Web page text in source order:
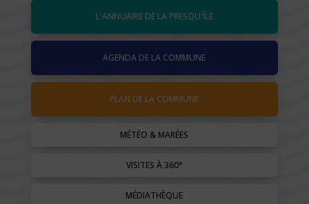
L'ANNUAIRE DE LA PRESQU'ÎLE
AGENDA DE LA COMMUNE
PLAN DE LA COMMUNE
MÉTÉO & MARÉES
VISITES À 360°
MÉDIATHÈQUE